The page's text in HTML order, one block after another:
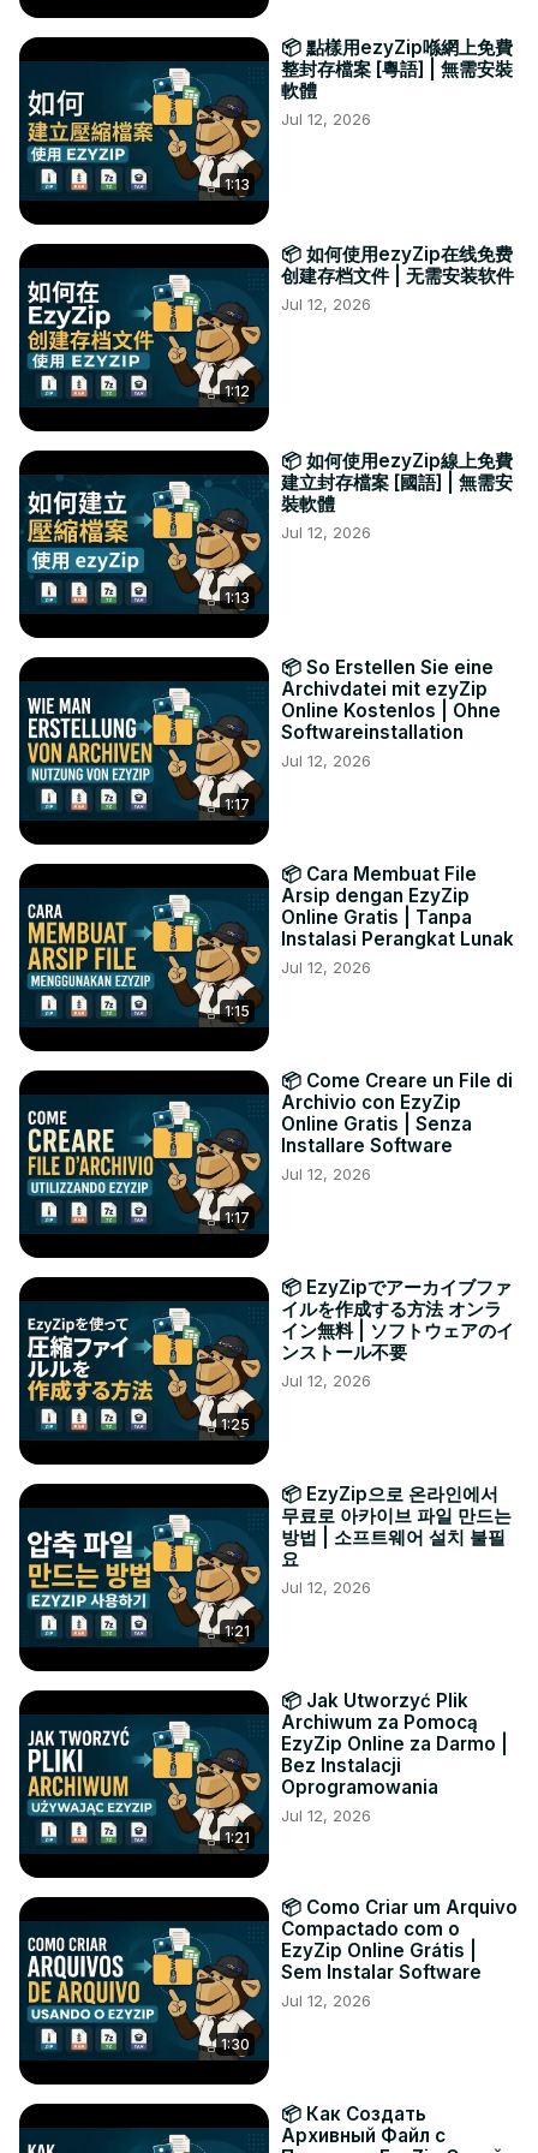
1:13
📦 點樣用ezyZip喺網上免費
整封存檔案 [粵語] | 無需安裝
軟體
Jul 12, 2026
1:12
📦 如何使用ezyZip在线免费
创建存档文件 | 无需安装软件
Jul 12, 2026
1:13
📦 如何使用ezyZip線上免費
建立封存檔案 [國語] | 無需安
裝軟體
Jul 12, 2026
1:17
📦 So Erstellen Sie eine
Archivdatei mit ezyZip
Online Kostenlos | Ohne
Softwareinstallation
Jul 12, 2026
1:15
📦 Cara Membuat File
Arsip dengan EzyZip
Online Gratis | Tanpa
Instalasi Perangkat Lunak
Jul 12, 2026
1:17
📦 Come Creare un File di
Archivio con EzyZip
Online Gratis | Senza
Installare Software
Jul 12, 2026
1:25
📦 EzyZipでアーカイブファ
イルを作成する方法 オンラ
イン無料 | ソフトウェアのイ
ンストール不要
Jul 12, 2026
1:21
📦 EzyZip으로 온라인에서
무료로 아카이브 파일 만드는
방법 | 소프트웨어 설치 불필
요
Jul 12, 2026
1:21
📦 Jak Utworzyć Plik
Archiwum za Pomocą
EzyZip Online za Darmo |
Bez Instalacji
Oprogramowania
Jul 12, 2026
1:30
📦 Como Criar um Arquivo
Compactado com o
EzyZip Online Grátis |
Sem Instalar Software
Jul 12, 2026
📦 Как Создать
Архивный Файл с